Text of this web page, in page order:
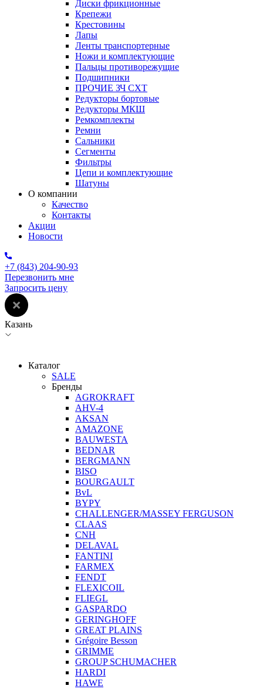
Диски фрикционные
Крепежи
Крестовины
Лапы
Ленты транспортерные
Ножи и комплектующие
Пальцы противорежущие
Подшипники
ПРОЧИЕ ЗЧ СХТ
Редукторы бортовые
Редукторы МКШ
Ремкомплекты
Ремни
Сальники
Сегменты
Фильтры
Цепи и комплектующие
Шатуны
О компании
Качество
Контакты
Акции
Новости
+7 (843) 204-90-93
Перезвонить мне
Запросить цену
Казань
Каталог
SALE
Бренды
AGROKRAFT
AHV-4
AKSAN
AMAZONE
BAUWESTA
BEDNAR
BERGMANN
BISO
BOURGAULT
BvL
BYPY
CHALLENGER/MASSEY FERGUSON
CLAAS
CNH
DELAVAL
FANTINI
FARMEX
FENDT
FLEXICOIL
FLIEGL
GASPARDO
GERINGHOFF
GREAT PLAINS
Grégoire Besson
GRIMME
GROUP SCHUMACHER
HARDI
HAWE